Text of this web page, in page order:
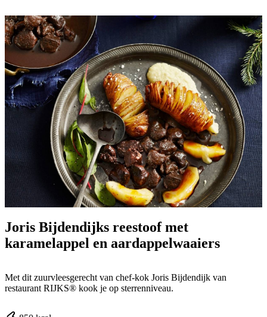
Joris Bijdendijks reestoof met
karamelappel en aardappelwaaiers
Met dit zuurvleesgerecht van chef-kok Joris Bijdendijk van
restaurant RIJKS® kook je op sterrenniveau.